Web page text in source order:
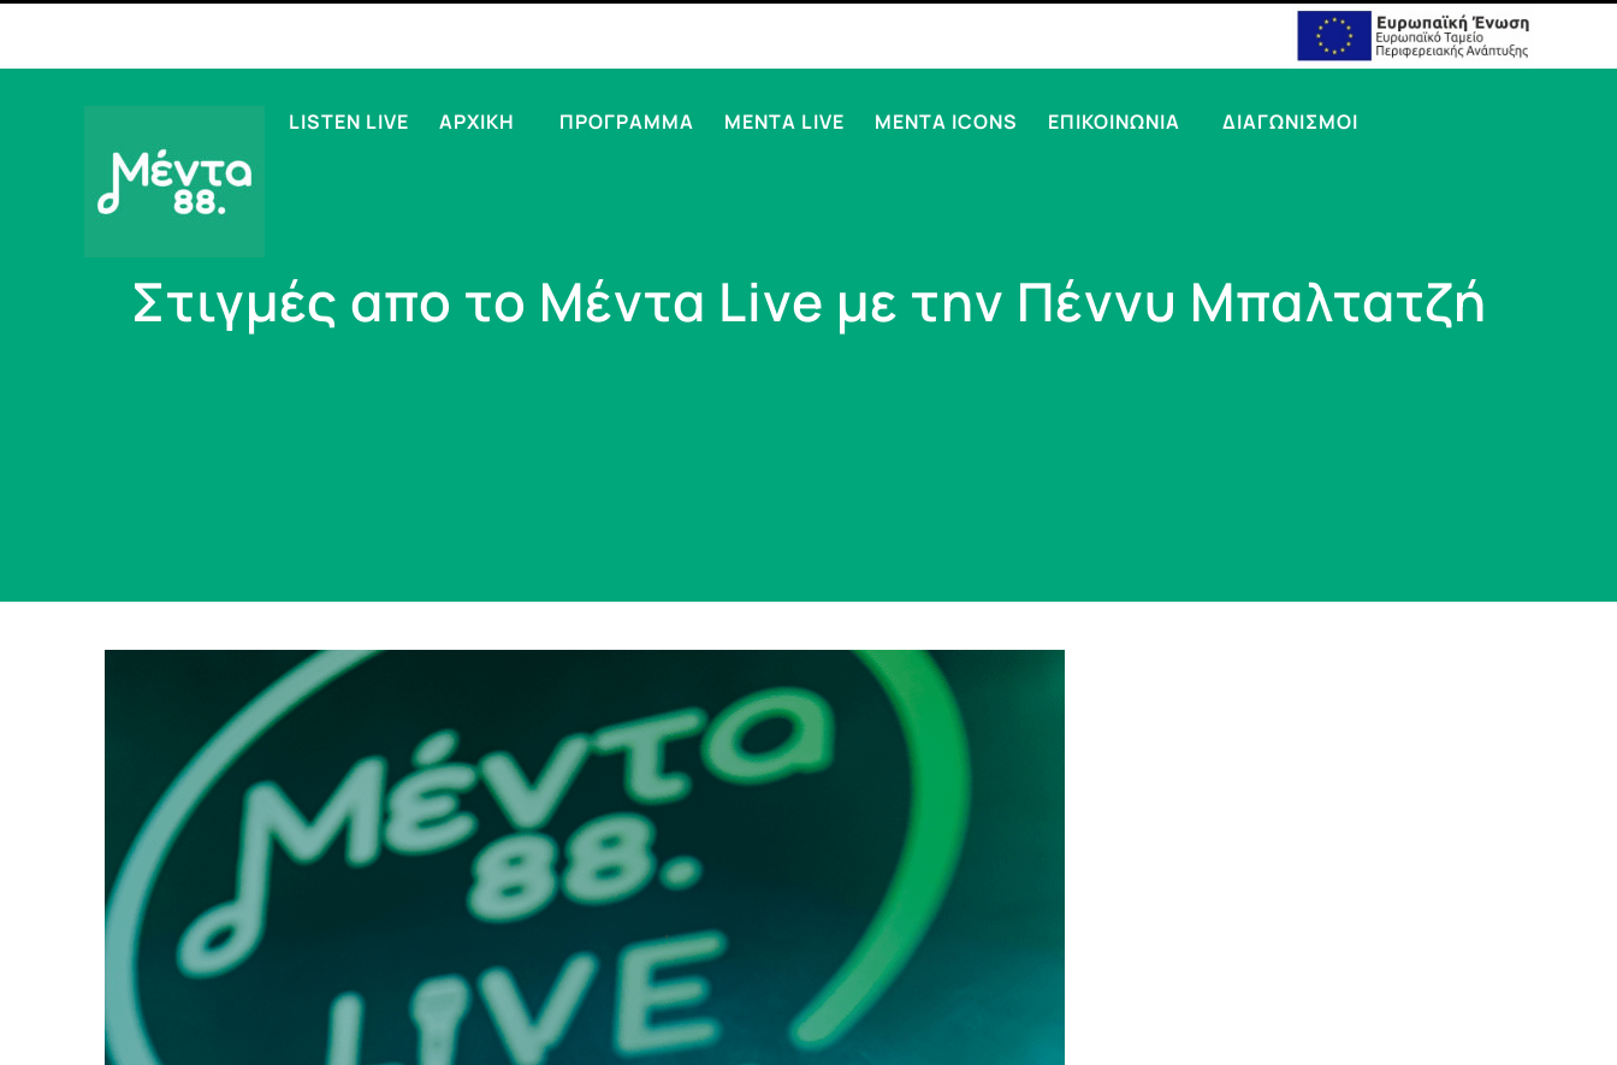
LISTEN LIVE ΑΡΧΙΚΗ ΠΡΟΓΡΑΜΜΑ MENTA LIVE MENTA ICONS ΕΠΙΚΟΙΝΩΝΙΑ ΔΙΑΓΩΝΙΣΜΟΙ
Στιγμές απο το Mέντα Live με την Πέννυ Μπαλτατζή